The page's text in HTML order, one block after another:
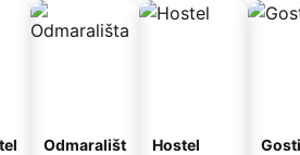
Odmarališt
Hostel